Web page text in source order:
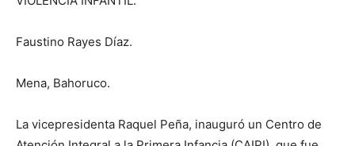
Faustino Rayes Díaz.
Mena, Bahoruco.
La vicepresidenta Raquel Peña, inauguró un Centro de